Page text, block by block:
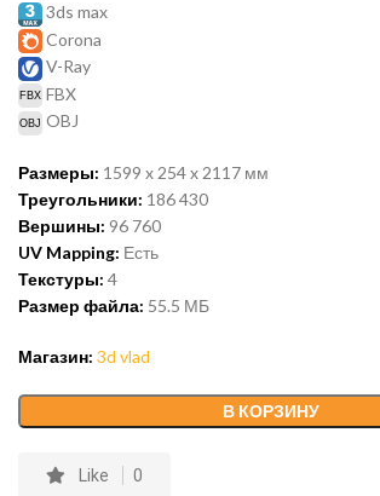
3ds max
Corona
V-Ray
FBX
OBJ
Размеры: 1599 x 254 x 2117 мм
Треугольники: 186 430
Вершины: 96 760
UV Mapping: Есть
Текстуры: 4
Размер файла: 55.5 МБ
Магазин: 3d vlad
В КОРЗИНУ
Like 0